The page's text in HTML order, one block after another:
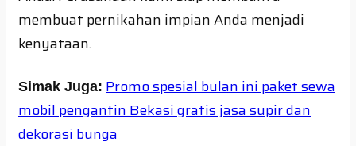
membuat pernikahan impian Anda menjadi
kenyataan.
Simak Juga: Promo spesial bulan ini paket sewa
mobil pengantin Bekasi gratis jasa supir dan
dekorasi bunga